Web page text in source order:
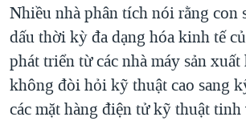
THỂ THAO
GIÁO DỤC
CHI PHÍ CHIẾN TRANH AFGHANISTAN
CÁC GIÁ TRỊ CỘNG HÒA Ở VIỆT NAM
THƯỢNG ĐỈNH TRUMP-KIM TẠI VIỆT
TRỊNH VĨNH BÌNH VS. CHÍNH PHỦ VIỆT
Nhiều nhà phân tích nói rằng con
dấu thời kỳ đa dạng hóa kinh tế
phát triển từ các nhà máy sản
không đòi hỏi kỹ thuật cao sang
các mặt hàng điện tử kỹ thuật